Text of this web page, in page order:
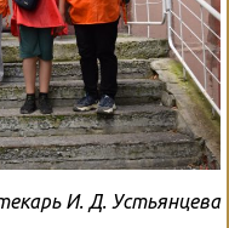
И. Д. Устьянцева